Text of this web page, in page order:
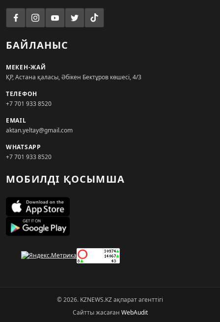
БАЙЛАНЫС
МЕКЕН-ЖАЙ
ҚР, Астана қаласы, Әбікен Бектұров көшесі, 4/3
ТЕЛЕФОН
+7 701 933 8520
EMAIL
aktan.yeltay@gmail.com
WHATSAPP
+7 701 933 8520
МОБИЛДІ ҚОСЫМША
© 2026. KZNEWS.KZ ақпарат агенттігі
Сайтты жасаған WebAudit